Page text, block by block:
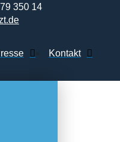
350 14
Kontakt